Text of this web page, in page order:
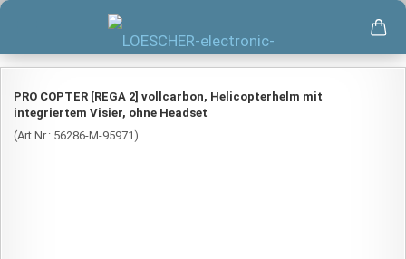
PRO COPTER [REGA 2] vollcarbon, Helicopterhelm mit
integriertem Visier, ohne Headset
(Art.Nr.: 56286-M-95971)